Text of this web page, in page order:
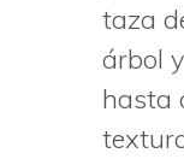
taza
árbol
hasta